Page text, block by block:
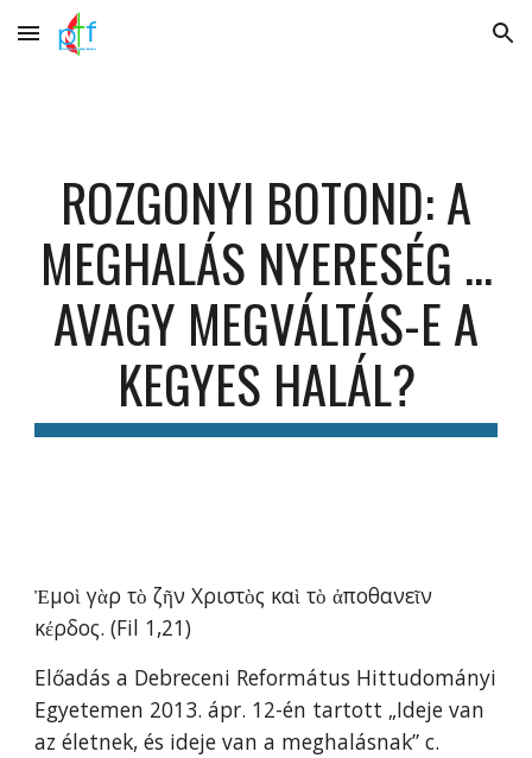
Skip to main content Skip to navigation
ROZGONYI BOTOND: A
MEGHALÁS NYERESÉG …
AVAGY MEGVÁLTÁS-E A
KEGYES HALÁL?
Ἐμοὶ γὰρ τὸ ζῆν Χριστὸς καὶ τὸ ἀποθανεῖν
κέρδος. (Fil 1,21)
Előadás a Debreceni Református Hittudományi
Egyetemen 2013. ápr. 12-én tartott „Ideje van
az életnek, és ideje van a meghalásnak” c.